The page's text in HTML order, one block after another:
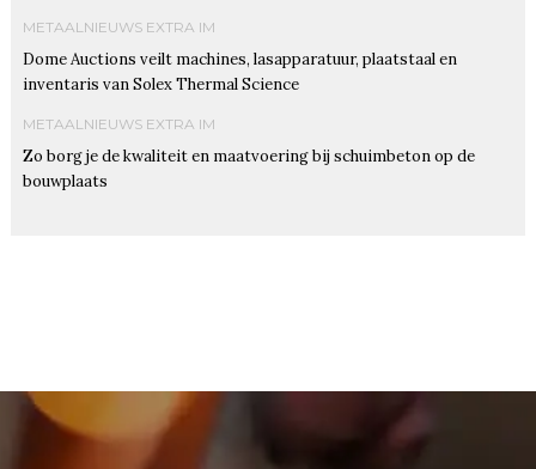
METAALNIEUWS EXTRA IM
Dome Auctions veilt machines, lasapparatuur, plaatstaal en
inventaris van Solex Thermal Science
METAALNIEUWS EXTRA IM
Zo borg je de kwaliteit en maatvoering bij schuimbeton op de
bouwplaats